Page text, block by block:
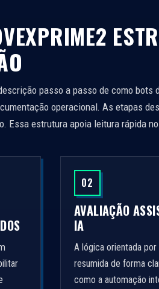
passo a passo de como
operacional. As etapas
Essa estrutura apoia leitura rápida
02
AVALIAÇÃO
IA
A lógica orientada
resumida de forma
como a automação